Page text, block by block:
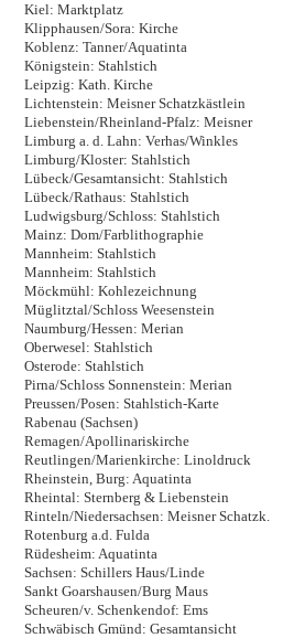
Kiel: Marktplatz
Klipphausen/Sora: Kirche
Koblenz: Tanner/Aquatinta
Königstein: Stahlstich
Leipzig: Kath. Kirche
Lichtenstein: Meisner Schatzkästlein
Liebenstein/Rheinland-Pfalz: Meisner
Limburg a. d. Lahn: Verhas/Winkles
Limburg/Kloster: Stahlstich
Lübeck/Gesamtansicht: Stahlstich
Lübeck/Rathaus: Stahlstich
Ludwigsburg/Schloss: Stahlstich
Mainz: Dom/Farblithographie
Mannheim: Stahlstich
Mannheim: Stahlstich
Möckmühl: Kohlezeichnung
Müglitztal/Schloss Weesenstein
Naumburg/Hessen: Merian
Oberwesel: Stahlstich
Osterode: Stahlstich
Pirna/Schloss Sonnenstein: Merian
Preussen/Posen: Stahlstich-Karte
Rabenau (Sachsen)
Remagen/Apollinariskirche
Reutlingen/Marienkirche: Linoldruck
Rheinstein, Burg: Aquatinta
Rheintal: Sternberg & Liebenstein
Rinteln/Niedersachsen: Meisner Schatzk.
Rotenburg a.d. Fulda
Rüdesheim: Aquatinta
Sachsen: Schillers Haus/Linde
Sankt Goarshausen/Burg Maus
Scheuren/v. Schenkendof: Ems
Schwäbisch Gmünd: Gesamtansicht